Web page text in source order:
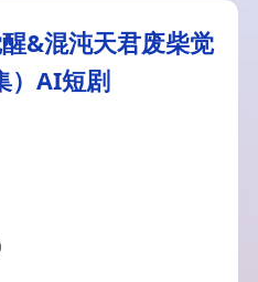
&混沌天君废柴觉
）AI短剧